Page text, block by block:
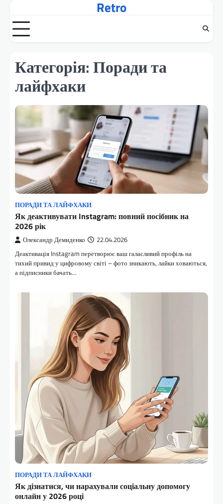
вмісту
Retro
Категорія:Поради та
лайфхаки
ПОРАДИ ТА ЛАЙФХАКИ
Як деактивувати Instagram: повний посібник на
2026 рік
Олександр Демиденко 22.04.2026
Деактивація Instagram перетворює ваш галасливий профіль на
тихий привид у цифровому світі – фото зникають, лайки ховаються,
а підписники бачать…
ПОРАДИ ТА ЛАЙФХАКИ
Як дізнатися, чи нарахували соціальну допомогу
онлайн у 2026 році